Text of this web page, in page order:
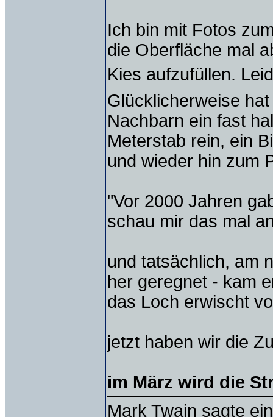
Ich bin mit Fotos
die Oberfläche mal
Kies aufzufüllen.
Glücklicherweise
Nachbarn ein fast
Meterstab rein, ein
und wieder hin zum
"Vor 2000 Jahren
schau mir das mal
und tatsächlich, am
her geregnet - kam
das Loch erwischt
jetzt haben wir die
im März wird die
Mark Twain sagte